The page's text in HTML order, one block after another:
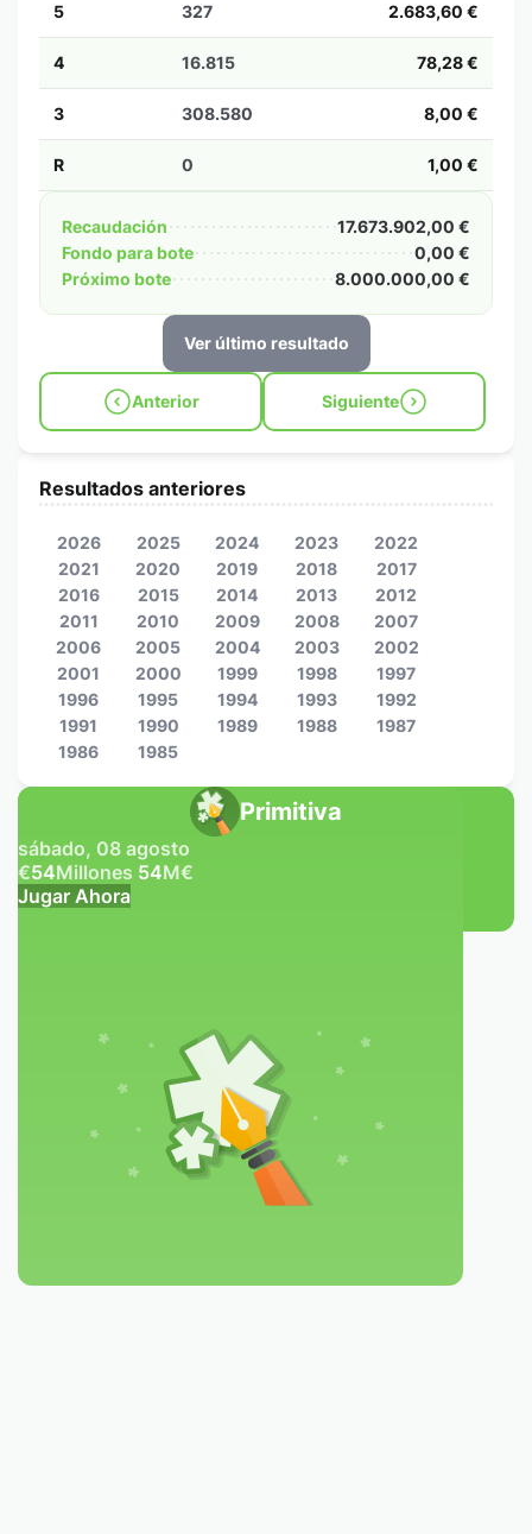
5 327 2.683,60 €
4 16.815 78,28 €
3 308.580 8,00 €
R 0 1,00 €
Recaudación
17.673.902,00 €
Fondo para bote
0,00 €
Próximo bote
8.000.000,00 €
Ver último resultado
Anterior Siguiente
Primitiva
sábado, 08 agosto
€54Millones 54M€
Jugar Ahora
Resultados anteriores
2026 2025 2024 2023
2022
2021
2020 2019 2018
2017
2016
2015 2014 2013
2012
2011
2010 2009 2008
2007
2006
2005 2004 2003
2002
2001
2000 1999 1998
1997
1996
1995 1994 1993
1992
1991
1990 1989 1988
1987
1986
1985